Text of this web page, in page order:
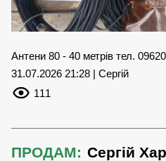
Антени 80 - 40 метрів тел.
31.07.2026 21:28 | Сергій
111
ПРОДАМ: Сергій